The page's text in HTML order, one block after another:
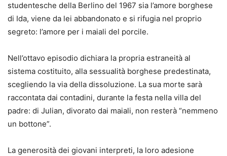
studentesche della Berlino del 1967 sia l’amore borghese
di Ida, viene da lei abbandonato e si rifugia nel proprio
segreto: l’amore per i maiali del porcile.
Nell’ottavo episodio dichiara la propria estraneità al
sistema costituito, alla sessualità borghese predestinata,
scegliendo la via della dissoluzione. La sua morte sarà
raccontata dai contadini, durante la festa nella villa del
padre: di Julian, divorato dai maiali, non resterà “nemmeno
un bottone”.
La generosità dei giovani interpreti, la loro adesione